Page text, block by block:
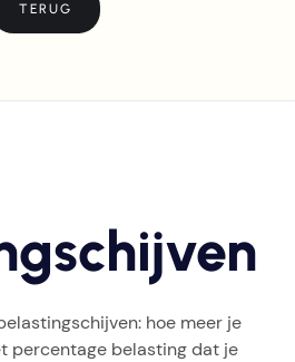
TERUG
hoe meer je
percentage belasting dat je